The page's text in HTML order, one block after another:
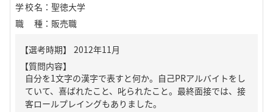
学校名 ： 聖徳大学
職種 ： 販売職
【質問内容】
自分を1文字の漢字で表すと何か。自己PRアルバイトをし
ていて、喜ばれたこと、叱られたこと。最終面接では、接
客ロールプレイングもありました。